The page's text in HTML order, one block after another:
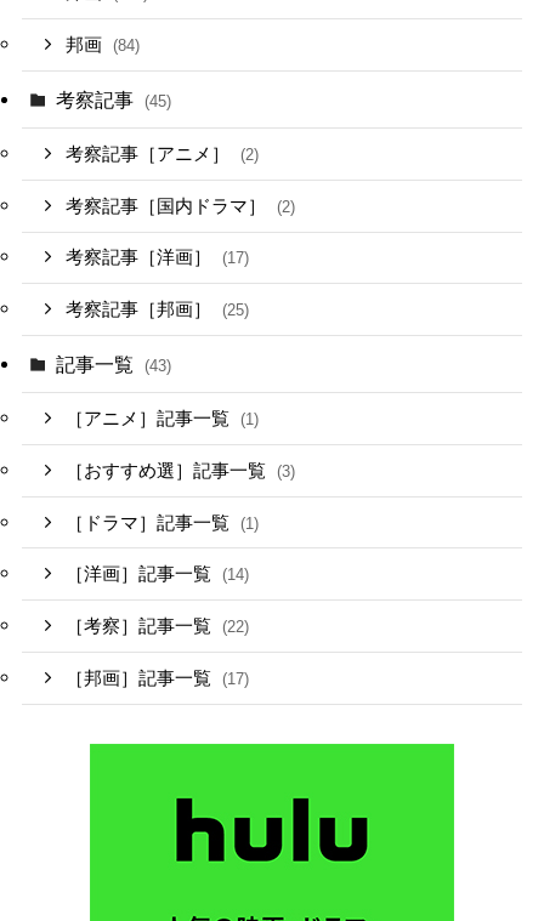
邦画 (84)
考察記事 (45)
考察記事［アニメ］ (2)
考察記事［国内ドラマ］ (2)
考察記事［洋画］ (17)
考察記事［邦画］ (25)
記事一覧 (43)
［アニメ］記事一覧 (1)
［おすすめ選］記事一覧 (3)
［ドラマ］記事一覧 (1)
［洋画］記事一覧 (14)
［考察］記事一覧 (22)
［邦画］記事一覧 (17)